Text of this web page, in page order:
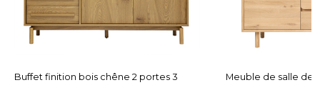
Buffet finition bois chêne 2 portes 3
Meuble de salle de